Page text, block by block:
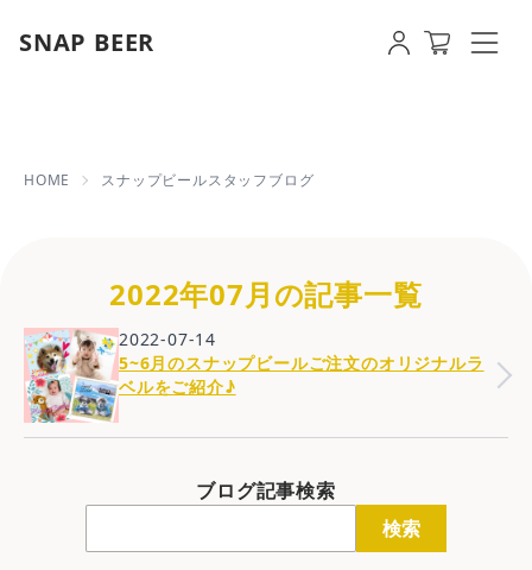
SNAP BEER 2022年07月の記事一覧 | 【即日発送OK
HOME スナップビールスタッフブログ
2022年07月の記事一覧
2022-07-14
5~6月のスナップビールご注文のオリジナルラ
ベルをご紹介♪
ブログ記事検索
検索